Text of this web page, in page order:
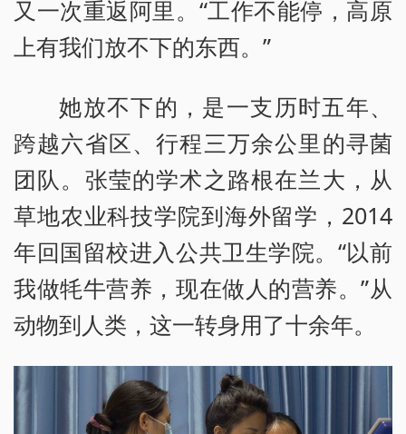
又一次重返阿里。“工作不能停，高原
上有我们放不下的东西。”
她放不下的，是一支历时五年、
跨越六省区、行程三万余公里的寻菌
团队。张莹的学术之路根在兰大，从
草地农业科技学院到海外留学，2014
年回国留校进入公共卫生学院。“以前
我做牦牛营养，现在做人的营养。”从
动物到人类，这一转身用了十余年。